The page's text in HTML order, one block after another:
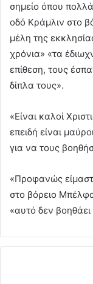
σημείο όπου
οδό Κράμλιν στο
μέλη της
χρόνια» «τα
επίθεση, τους
δίπλα τους».
«Είναι καλοί
επειδή είναι
για να τους
«Προφανώς
στο βόρειο
«αυτό δεν